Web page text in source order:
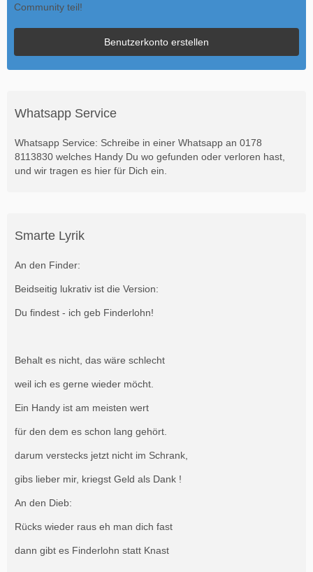
Community teil!
Benutzerkonto erstellen
Whatsapp Service
Whatsapp Service: Schreibe in einer Whatsapp an 0178
8113830 welches Handy Du wo gefunden oder verloren hast,
und wir tragen es hier für Dich ein.
Smarte Lyrik
An den Finder:
Beidseitig lukrativ ist die Version:
Du findest - ich geb Finderlohn!
Behalt es nicht, das wäre schlecht
weil ich es gerne wieder möcht.
Ein Handy ist am meisten wert
für den dem es schon lang gehört.
darum verstecks jetzt nicht im Schrank,
gibs lieber mir, kriegst Geld als Dank !
An den Dieb:
Rücks wieder raus eh man dich fast
dann gibt es Finderlohn statt Knast